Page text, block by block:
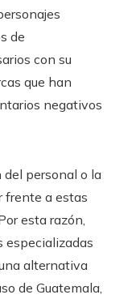
de
con su
que han
negativos
del personal o la
frente a estas
esta razón,
especializadas
alternativa
de Guatemala,